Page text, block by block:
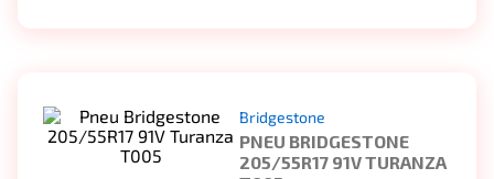
Bridgestone
PNEU BRIDGESTONE
205/55R17 91V TURANZA